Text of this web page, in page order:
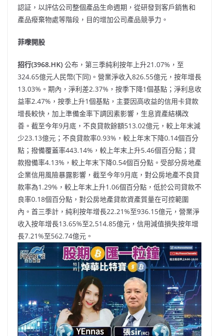
認証，以評估公司整個產品生命週期，從研發到客戶銷售和
產品癈棄物處等階段，目的增加公司產品競爭力。
菲嚟開股
招行(3968.HK) 公布，第三季純利按年上升21.07%，至
324.65億元人民幣(下同)。營業淨收入826.55億元，按年增長
13.03%。 期內，淨利差2.37%，按季下降1個基點；淨利息收
益率2.47%，按季上升1個基點，主要因高收益的信用卡貸款
增長較快，加上準備金率下調因素影響，生息資產結構改
善。截至今年9月底，不良貸款餘額513.02億元，較上年末減
少23.13億元；不良貸款率0.93%，較上年末下降0.14個百分
點；撥備覆蓋率443.14%，較上年末上升5.46個百分點；貸
款撥備率4.13%，較上年末下降0.54個百分點。受部分房地產
企業信用風險暴露影響，截至今年9月底，對公房地產不良貸
款率為1.29%，較上年末上升1.06個百分點，低於公司貸款不
良率0.18個百分點，對公房地產貸款資產質量在可控範圍
內。首三季計，純利按年增長22.21%至936.15億元，營業淨
收入按年增長13.65%至2,514.85億元，信用減值損失按年增
長7.21%至562.74億元。